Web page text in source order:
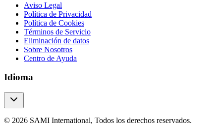
Aviso Legal
Política de Privacidad
Política de Cookies
Términos de Servicio
Eliminación de datos
Sobre Nosotros
Centro de Ayuda
Idioma
© 2026 SAMI International, Todos los derechos reservados.